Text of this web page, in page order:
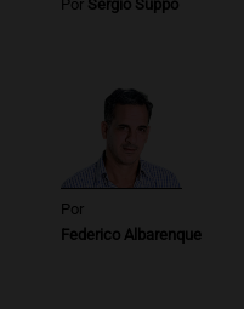
Por Sergio Suppo
Por
Federico Albarenque